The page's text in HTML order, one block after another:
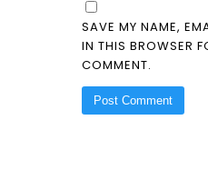
SAVE MY NAME,
IN THIS BROWSER
COMMENT.